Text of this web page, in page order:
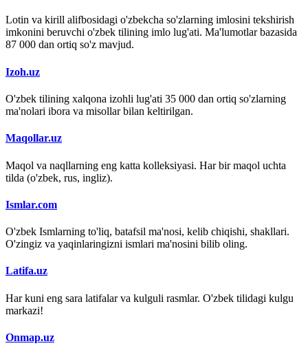
Lotin va kirill alifbosidagi o'zbekcha so'zlarning imlosini tekshirish
imkonini beruvchi o'zbek tilining imlo lug'ati. Ma'lumotlar bazasida
87 000 dan ortiq so'z mavjud.
Izoh.uz
O'zbek tilining xalqona izohli lug'ati 35 000 dan ortiq so'zlarning
ma'nolari ibora va misollar bilan keltirilgan.
Maqollar.uz
Maqol va naqllarning eng katta kolleksiyasi. Har bir maqol uchta
tilda (o'zbek, rus, ingliz).
Ismlar.com
O'zbek Ismlarning to'liq, batafsil ma'nosi, kelib chiqishi, shakllari.
O'zingiz va yaqinlaringizni ismlari ma'nosini bilib oling.
Latifa.uz
Har kuni eng sara latifalar va kulguli rasmlar. O'zbek tilidagi kulgu
markazi!
Onmap.uz